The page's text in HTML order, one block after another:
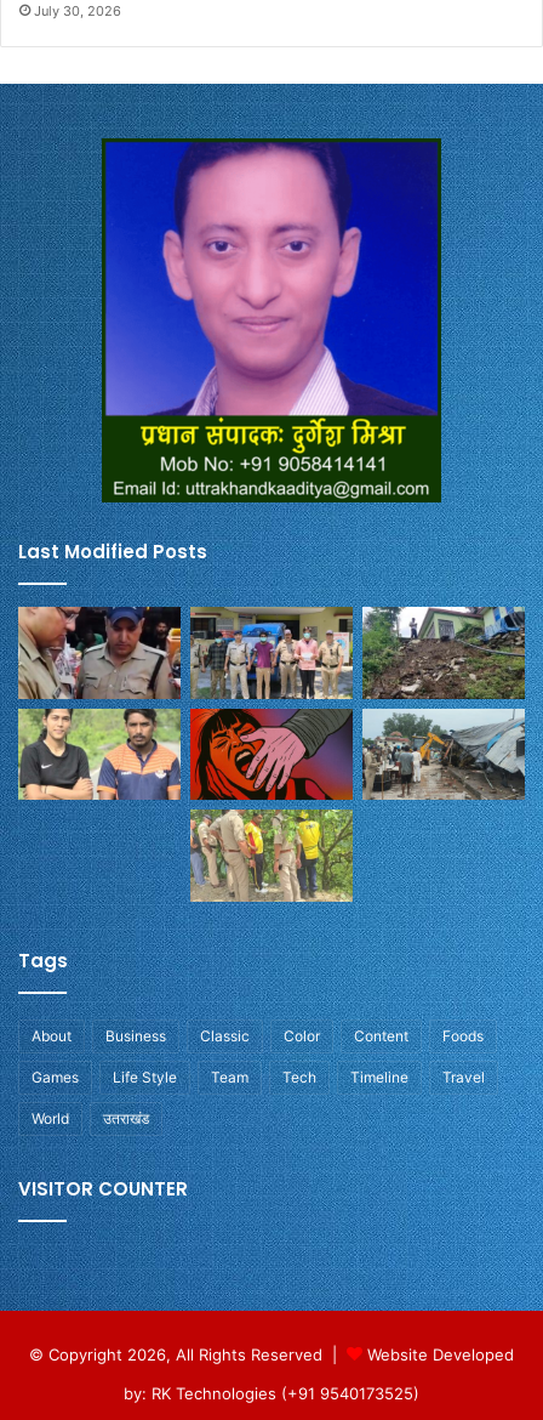
July 30, 2026
Last Modified Posts
Tags
About Business Classic Color Content Foods
Games Life Style Team Tech Timeline Travel
World उतराखंड
VISITOR COUNTER
© Copyright 2026, All Rights Reserved |
Website Developed
by: RK Technologies (+91 9540173525)